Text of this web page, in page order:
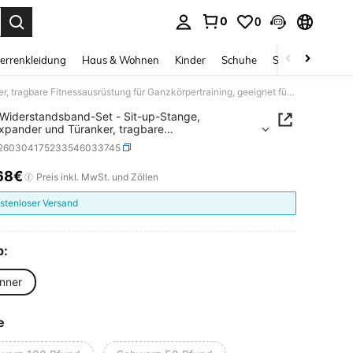
0 0
Haus & Wohnen Kinder Schuhe Schmuck &
4-in-1 Widerstandsband-Set - Sit-up-Stange, Brustexpander und Türanker, tragbare Fitnessausrüstung für Ganzkörpertraining, geeignet für Bauch, Arme und Rumpftraining
Set - Sit-up-Stange,
und Türanker, tragbare
für Ganzkörpertraining, geeignet für
Arme und Rumpftraining
AND AVAILABILITY
Preis inkl. MwSt. und Zöllen
Versand